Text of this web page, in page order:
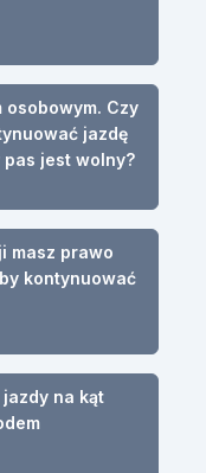
osobowym. Czy
jazdę
jest wolny?
masz prawo
kontynuować
jazdy na kąt